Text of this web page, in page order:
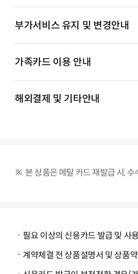
부가서비스 유지 및 변경안내
가족카드 이용 안내
해외결제 및 기타안내
본 상품은 메탈 카드 재발급 시,
필요 이상의 신용카드 발급 및 사
계약체결 전 상품설명서 및 상품